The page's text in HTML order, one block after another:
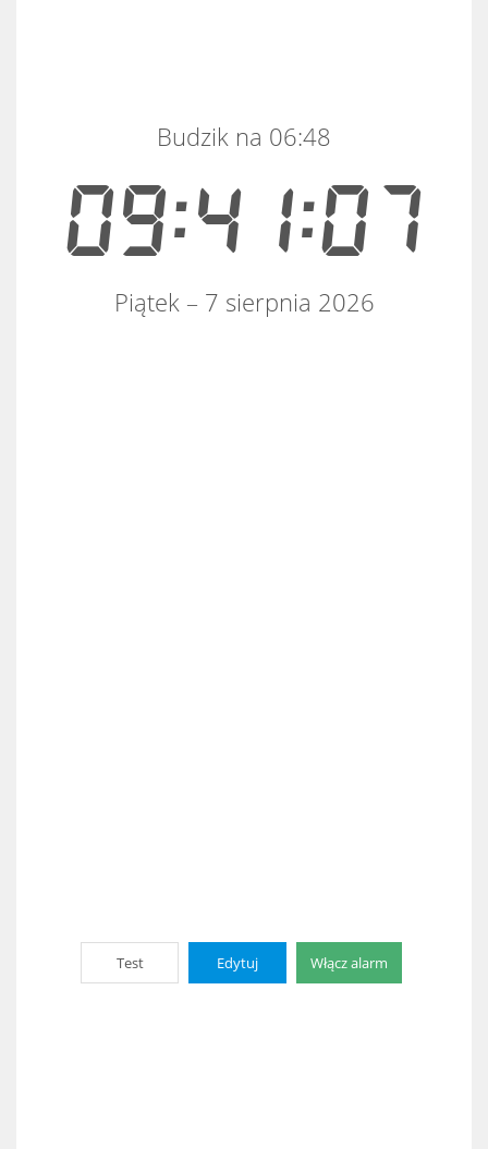
09:41:07
Budzik na 06:48
Piątek – 7 sierpnia 2026
Test Edytuj Włącz alarm